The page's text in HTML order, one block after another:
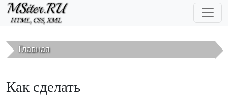
Перейти к основному содержанию
Главная
Как сделать